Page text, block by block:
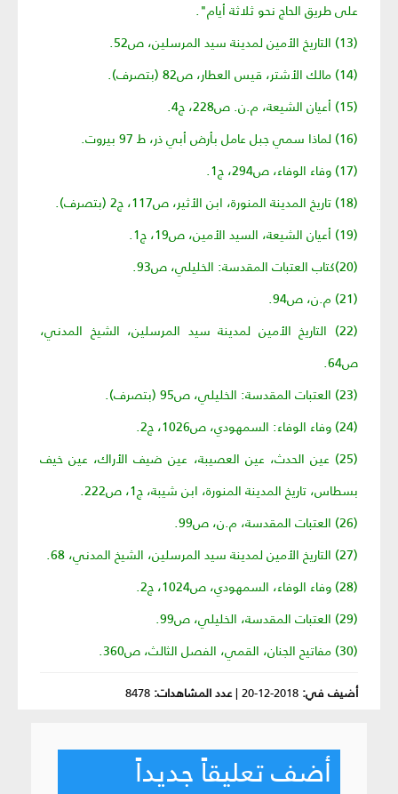
على طريق الحاج نحو ثلاثة أيام".
(13) التاريخ الأمين لمدينة سيد المرسلين، ص52.
(14) مالك الأشتر، قيس العطار، ص82 (بتصرف).
(15) أعيان الشيعة، م.ن. ص228، ج4.
(16) لماذا سمي جبل عامل بأرض أبي ذر، ط 97 بيروت.
(17) وفاء الوفاء، ص294، ج1.
(18) تاريخ المدينة المنورة، ابن الأثير، ص117، ج2 (بتصرف).
(19) أعيان الشيعة، السيد الأمين، ص19، ج1.
(20)كتاب العتبات المقدسة: الخليلي، ص93.
(21) م.ن، ص94.
(22) التاريخ الأمين لمدينة سيد المرسلين، الشيخ المدني،
ص64.
(23) العتبات المقدسة: الخليلي، ص95 (بتصرف).
(24) وفاء الوفاء: السمهودي، ص1026، ج2.
(25) عين الحدث، عين العصيبة، عين ضيف الأراك، عين خيف
بسطاس، تاريخ المدينة المنورة، ابن شيبة، ج1، ص222.
(26) العتبات المقدسة، م.ن، ص99.
(27) التاريخ الأمين لمدينة سيد المرسلين، الشيخ المدني، 68.
(28) وفاء الوفاء، السمهودي، ص1024، ج2.
(29) العتبات المقدسة، الخليلي، ص99.
(30) مفاتيح الجنان، القمي، الفصل الثالث، ص360.
أضيف في: 2018-12-20
|عدد المشاهدات: 8478
أضف تعليقاً جديداً